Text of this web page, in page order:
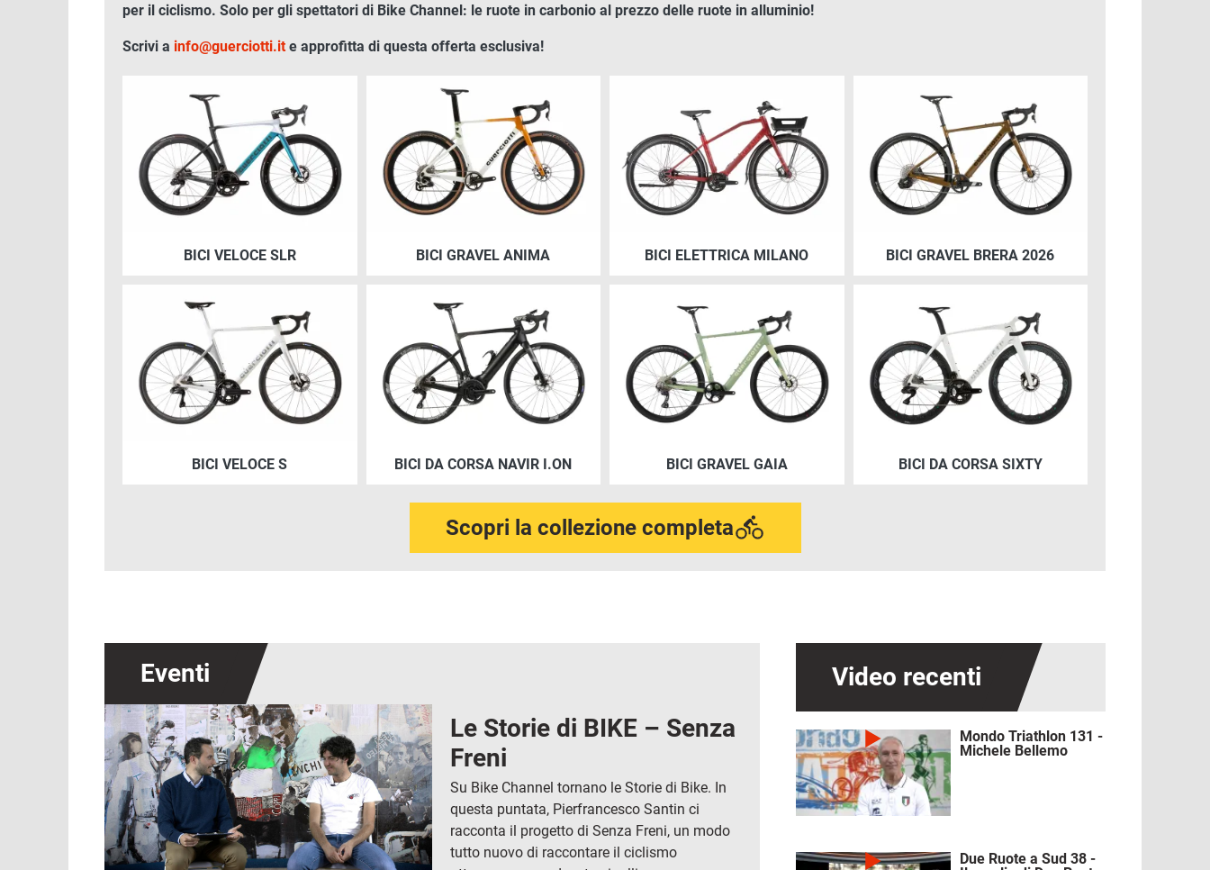
per il ciclismo. Solo per gli spettatori di Bike Channel: le ruote in carbonio al prezzo delle ruote in alluminio!
Scrivi a info@guerciotti.it e approfitta di questa offerta esclusiva!
BICI VELOCE SLR BICI GRAVEL ANIMA BICI ELETTRICA MILANO BICI GRAVEL BRERA 2026
BICI VELOCE S BICI DA CORSA NAVIR I.ON BICI GRAVEL GAIA
E-bike gravel con il nuovo motore
Intelligent Drive Tech (IDT5)
applicato al mozzo
BICI DA CORSA SIXTY
Mix di eccellenza di tecnica, design
e innovazione
Scopri la collezione completa
Eventi
Immagine
Le Storie di BIKE – Senza
Freni
Su Bike Channel tornano le Storie di Bike. In
questa puntata, Pierfrancesco Santin ci
racconta il progetto di Senza Freni, un modo
tutto nuovo di raccontare il ciclismo
Video recenti
Immagine
Mondo Triathlon 131 -
Michele Bellemo
Immagine
Due Ruote a Sud 38 -